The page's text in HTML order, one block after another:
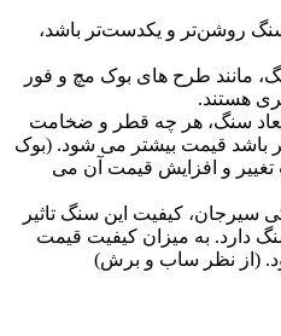
روشن‌تر و یکدست‌تر باشد،
مانند طرح های بوک مچ و فور
هستند.
سنگ، هر چه قطر و ضخامت
باشد قیمت بیشتر می شود. (بوک
و افزایش قیمت آن می
کیفیت این سنگ تاثیر
دارد. به میزان کیفیت قیمت
(از نظر ساب و برش)